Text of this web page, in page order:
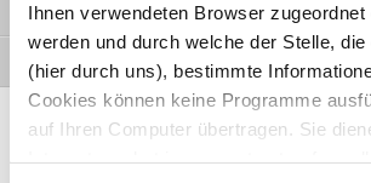
Umschalten auf hohe Kontraste
Schrift vergrößern
Ihnen verwendeten Browser
werden und durch welche der Stelle,
(hier durch uns), bestimmte
Cookies können keine Programme
auf Ihren Computer übertragen. Sie